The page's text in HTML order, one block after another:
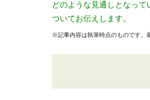
どのような見通しとなって
ついてお伝えします。
※記事内容は執筆時点のものです。